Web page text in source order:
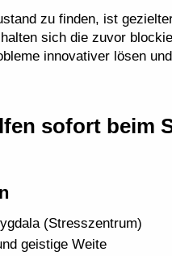
zu finden, ist
sich die zuvor
innovativer lösen
sofort beim
(Stresszentrum)
geistige Weite